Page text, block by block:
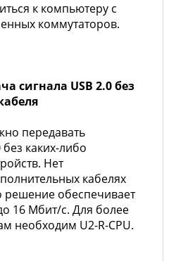
к компьютеру с
коммутаторов.
сигнала USB 2.0 без
передавать
каких-либо
Нет
кабелях
решение обеспечивает
16 Мбит/с. Для более
необходим U2-R-CPU.